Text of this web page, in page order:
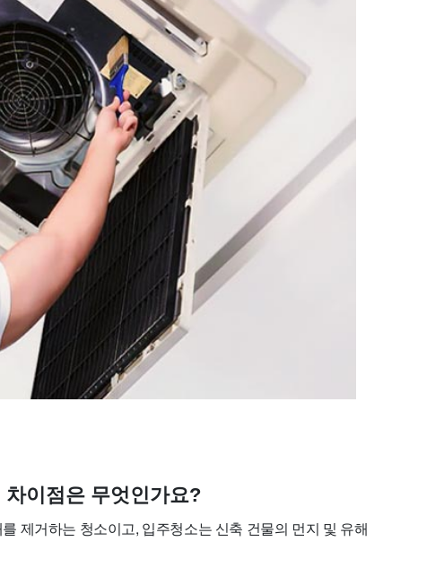
이점은 무엇인가요?
제거하는 청소이고, 입주청소는 신축 건물의 먼지 및 유해